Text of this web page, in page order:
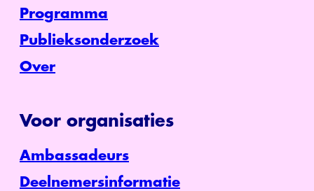
Programma
Publieksonderzoek
Over
Voor organisaties
Ambassadeurs
Deelnemersinformatie